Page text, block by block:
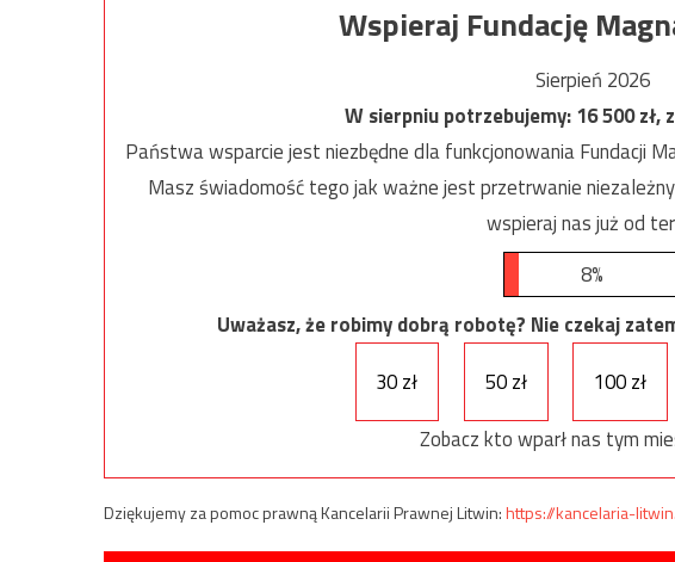
Wspieraj Fundację
Sierpień 2026
W sierpniu potrzebujemy:16 500zł,
Państwa wsparcie jest niezbędne dla funkcjonowania Fundacji
Masz świadomość tego jak ważne jest przetrwanie
wspieraj nas już od
8%
Uważasz, że robimy dobrą robotę? Nie czekaj
30 zł
50 zł 100 zł
Zobacz kto wparł nas tym
Dziękujemy za pomoc prawną Kancelarii Prawnej Litwin:https://kancelaria-